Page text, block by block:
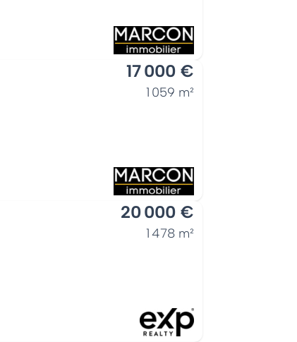
17 000 €
1 059 m²
20 000 €
1 478 m²